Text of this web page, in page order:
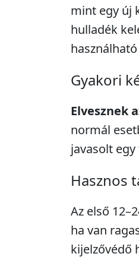
mint egy új
hulladék
Gyakori
Elvesznek
normál
javasolt
Hasznos
Az első
ha van
kijelzővédő